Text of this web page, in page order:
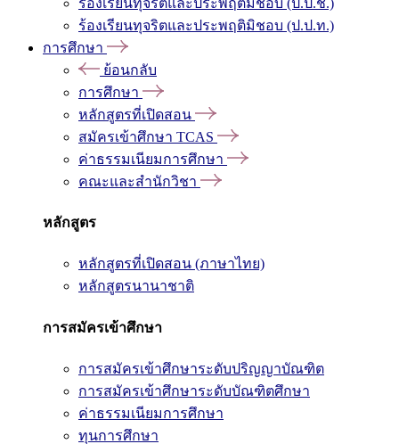
ร้องเรียนทุจริตและประพฤติมิชอบ (ป.ป.ช.)
ร้องเรียนทุจริตและประพฤติมิชอบ (ป.ป.ท.)
การศึกษา
ย้อนกลับ
การศึกษา
หลักสูตรที่เปิดสอน
สมัครเข้าศึกษา TCAS
ค่าธรรมเนียมการศึกษา
คณะและสำนักวิชา
หลักสูตร
หลักสูตรที่เปิดสอน (ภาษาไทย)
หลักสูตรนานาชาติ
การสมัครเข้าศึกษา
การสมัครเข้าศึกษาระดับปริญญาบัณฑิต
การสมัครเข้าศึกษาระดับบัณฑิตศึกษา
ค่าธรรมเนียมการศึกษา
ทุนการศึกษา